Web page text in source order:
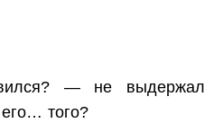
— не выдержал
того?